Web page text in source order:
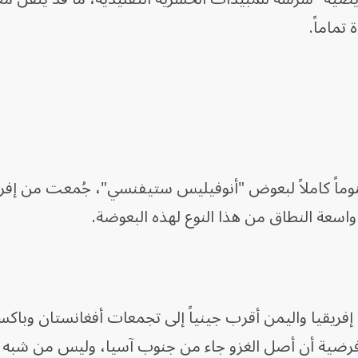
دولي من الباحثين 645 جينوماً كاملاً لبعوض "أنوفيليس ستيفنسي"، جُمعت من
النطاق من هذا النوع لهذه البعوضة.
واليمن أقرب جينياً إلى تجمعات أفغانستان
أن أصل الغزو جاء من جنوب آسيا، وليس من شبه